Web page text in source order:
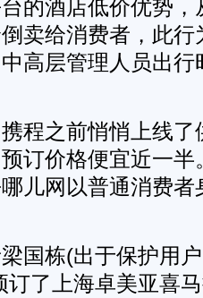
的酒店低价优势
卖给消费者，此
高层管理人员出
之前悄悄上线了
订价格便宜近一
儿网以普通消费
栋(出于保护用户
订了上海卓美亚喜